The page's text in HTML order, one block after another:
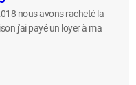
nous avons racheté la
j'ai payé un loyer à ma